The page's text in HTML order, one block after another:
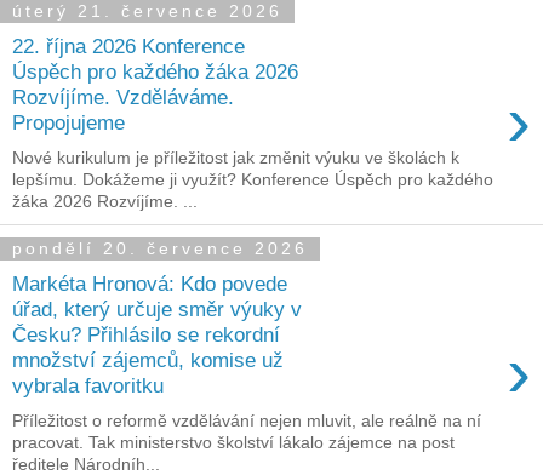
úterý 21. července 2026
22. října 2026 Konference
Úspěch pro každého žáka 2026
Rozvíjíme. Vzděláváme.
Propojujeme
›
Nové kurikulum je příležitost jak změnit výuku ve školách k
lepšímu. Dokážeme ji využít? Konference Úspěch pro každého
žáka 2026 Rozvíjíme. ...
pondělí 20. července 2026
Markéta Hronová: Kdo povede
úřad, který určuje směr výuky v
Česku? Přihlásilo se rekordní
množství zájemců, komise už
vybrala favoritku
›
Příležitost o reformě vzdělávání nejen mluvit, ale reálně na ní
pracovat. Tak ministerstvo školství lákalo zájemce na post
ředitele Národníh...